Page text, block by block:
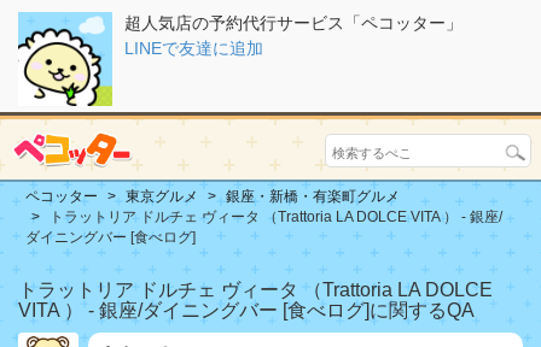
超人気店の予約代行サービス「ペコッター」
LINEで友達に追加
ペコッター 東京グルメ
銀座・新橋・有楽町グルメ
トラットリア ドルチェ ヴィータ （Trattoria LA DOLCE VITA ） - 銀座/
ダイニングバー [食べログ]
トラットリア ドルチェ ヴィータ （Trattoria LA DOLCE
VITA ） - 銀座/ダイニングバー [食べログ]に関するQA